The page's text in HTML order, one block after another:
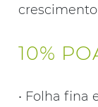
10%
• Folha fina